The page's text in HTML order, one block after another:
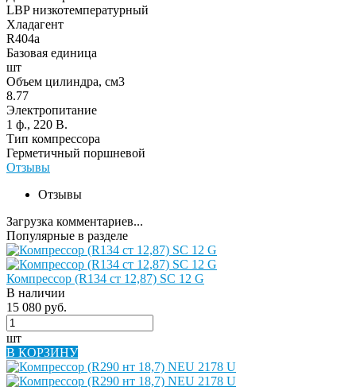
LBP низкотемпературный
Хладагент
R404a
Базовая единица
шт
Объем цилиндра, см3
8.77
Электропитание
1 ф., 220 В.
Тип компрессора
Герметичный поршневой
Отзывы
Отзывы
Загрузка комментариев...
Популярные в разделе
Компрессор (R134 ст 12,87) SC 12 G
В наличии
15 080 руб.
шт
В КОРЗИНУ